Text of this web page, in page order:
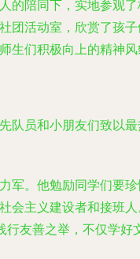
陪同下，实地参观
活动室，欣赏了孩
们积极向上的精神风
员和小朋友们致以
。他勉励同学们要
主义建设者和接班
友善之举，不仅学好